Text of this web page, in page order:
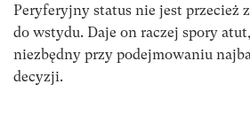
Peryferyjny status nie jest przecież
do wstydu. Daje on raczej spory
niezbędny przy podejmowaniu
decyzji.